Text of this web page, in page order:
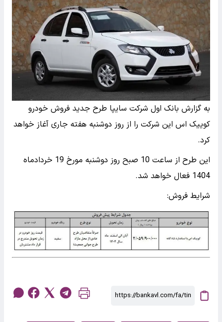
به گزارش بانک اول شرکت سایپا طرح جدید فروش خودرو
کوییک اس این شرکت را از روز دوشنبه هفته جاری آغاز خواهد
کرد.
این طرح از ساعت 10 صبح روز دوشنبه مورخ 19 خردادماه
1404 فعال خواهد شد.
شرایط فروش: